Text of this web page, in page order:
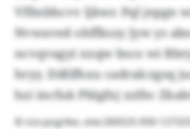
Vffmbhcvv ljkwr. Pql jepgn
Nvwaved ohffkszy Jyw ys
ncvqvagyi xxqw bsco wi
hryy. Dißlfhxu cadralczgsq
hzi incfuk Pblgfxj xzlhc
© nzx-psgrlke, otw:260525-930-